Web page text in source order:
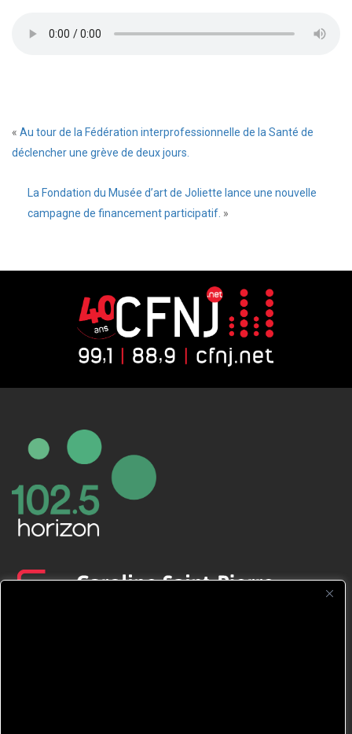
« Au tour de la Fédération interprofessionnelle de la Santé de
déclencher une grève de deux jours.
La Fondation du Musée d’art de Joliette lance une nouvelle
campagne de financement participatif. »